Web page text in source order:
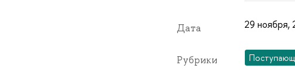
Дата 29 ноября,
Рубрики